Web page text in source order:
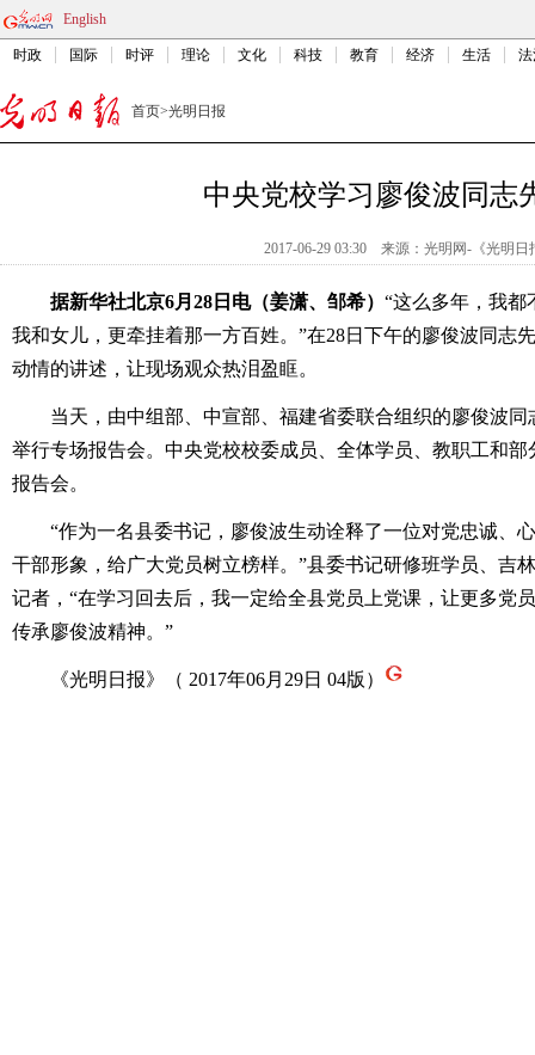
English
时政 国际 时评 理论 文化 科技 教育 经济 生活
首页>光明日报
中央党校学习廖俊波同志
2017-06-29 03:30 来源： 光明网-《光明日
据新华社北京6月28日电（姜潇、邹希） “这么多年，我都
我和女儿，更牵挂着那一方百姓。”在28日下午的廖俊波同志
动情的讲述，让现场观众热泪盈眶。
当天，由中组部、中宣部、福建省委联合组织的廖俊波同
举行专场报告会。中央党校校委成员、全体学员、教职工和
报告会。
“作为一名县委书记，廖俊波生动诠释了一位对党忠诚、
干部形象，给广大党员树立榜样。”县委书记研修班学员、吉
记者，“在学习回去后，我一定给全县党员上党课，让更多党
传承廖俊波精神。”
《光明日报》（ 2017年06月29日 04版）